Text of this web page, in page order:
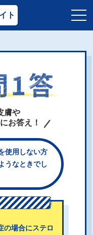
ト
膚や
お答え！
使用しない方
うなときでし
の場合にステロ